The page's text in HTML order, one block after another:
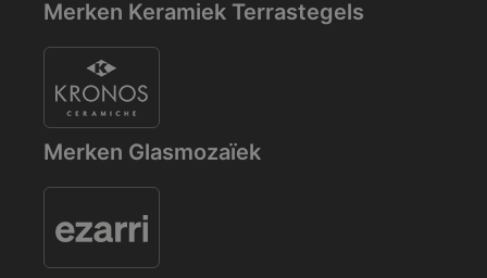
Merken Keramiek Terrastegels
Merken Glasmozaïek